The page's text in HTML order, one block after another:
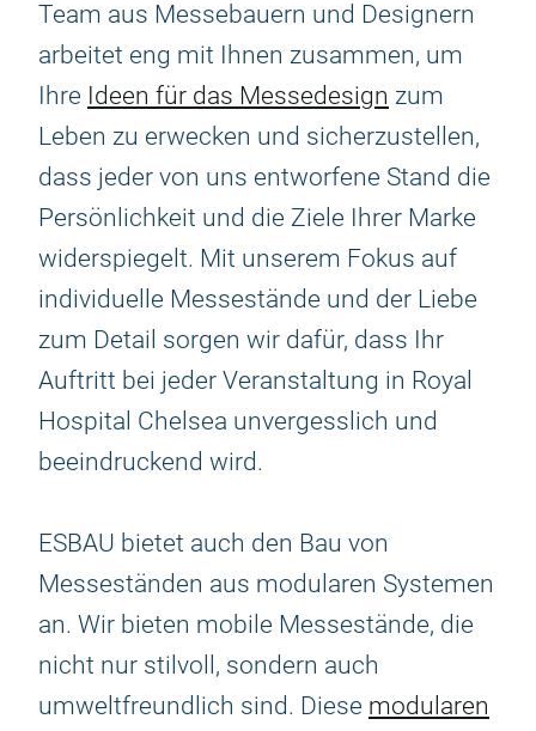
Team aus Messebauern und Designern
arbeitet eng mit Ihnen zusammen, um
Ihre Ideen für das Messedesign zum
Leben zu erwecken und sicherzustellen,
dass jeder von uns entworfene Stand die
Persönlichkeit und die Ziele Ihrer Marke
widerspiegelt. Mit unserem Fokus auf
individuelle Messestände und der Liebe
zum Detail sorgen wir dafür, dass Ihr
Auftritt bei jeder Veranstaltung in Royal
Hospital Chelsea unvergesslich und
beeindruckend wird.
ESBAU bietet auch den Bau von
Messeständen aus modularen Systemen
an. Wir bieten mobile Messestände, die
nicht nur stilvoll, sondern auch
umweltfreundlich sind. Diese modularen